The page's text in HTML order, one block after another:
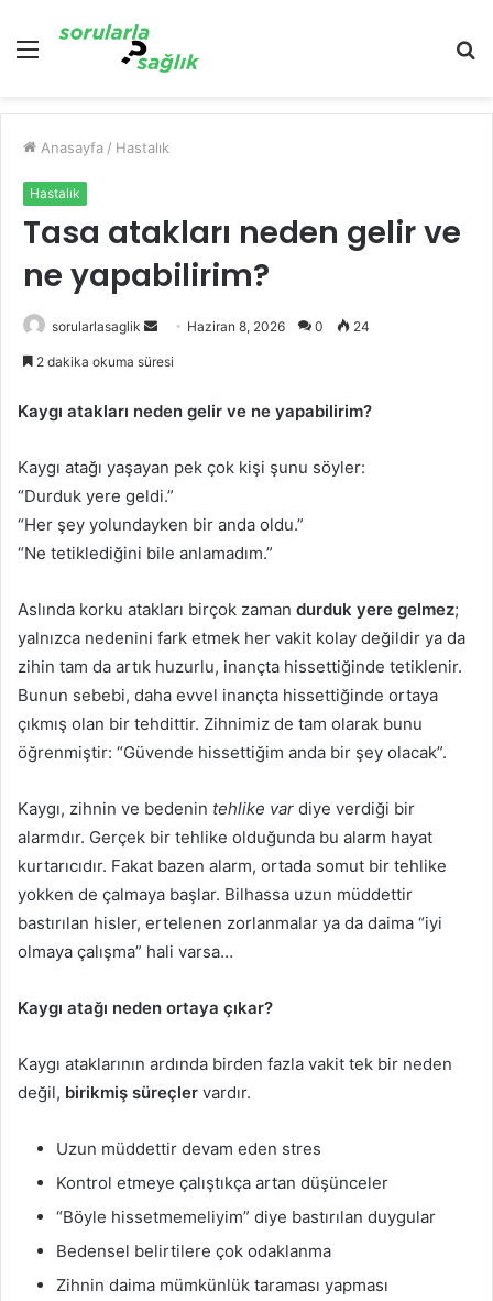
Menü
...
Anasayfa / Hastalık
Hastalık
Tasa atakları neden gelir ve
ne yapabilirim?
sorularlasaglik
Bir
göndermek
Haziran 8, 2026 0 24
2 dakika okuma süresi
Kaygı atakları neden gelir ve ne yapabilirim?
Kaygı atağı yaşayan pek çok kişi şunu söyler:
“Durduk yere geldi.”
“Her şey yolundayken bir anda oldu.”
“Ne tetiklediğini bile anlamadım.”
Aslında korku atakları birçok zaman durduk yere gelmez;
yalnızca nedenini fark etmek her vakit kolay değildir ya da
zihin tam da artık huzurlu, inançta hissettiğinde tetiklenir.
Bunun sebebi, daha evvel inançta hissettiğinde ortaya
çıkmış olan bir tehdittir. Zihnimiz de tam olarak bunu
öğrenmiştir: “Güvende hissettiğim anda bir şey olacak”.
Kaygı, zihnin ve bedenin tehlike var diye verdiği bir
alarmdır. Gerçek bir tehlike olduğunda bu alarm hayat
kurtarıcıdır. Fakat bazen alarm, ortada somut bir tehlike
yokken de çalmaya başlar. Bilhassa uzun müddettir
bastırılan hisler, ertelenen zorlanmalar ya da daima “iyi
olmaya çalışma” hali varsa…
Kaygı atağı neden ortaya çıkar?
Kaygı ataklarının ardında birden fazla vakit tek bir neden
değil, birikmiş süreçler vardır.
Uzun müddettir devam eden stres
Kontrol etmeye çalıştıkça artan düşünceler
“Böyle hissetmemeliyim” diye bastırılan duygular
Bedensel belirtilere çok odaklanma
Zihnin daima mümkünlük taraması yapması